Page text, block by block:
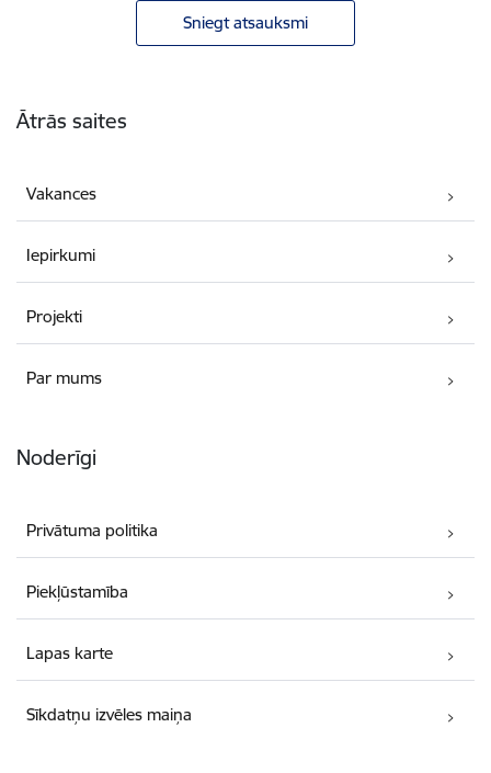
Sniegt atsauksmi
Ātrās saites
Vakances
Iepirkumi
Projekti
Par mums
Noderīgi
Privātuma politika
Piekļūstamība
Lapas karte
Sīkdatņu izvēles maiņa